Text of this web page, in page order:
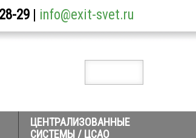
29 info@exit-svet.ru
ЦЕНТРАЛИЗОВАННЫЕ
СИСТЕМЫ / ЦСАО